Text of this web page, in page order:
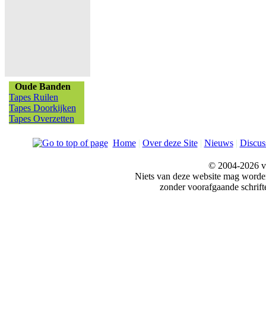
Oude Banden
Tapes Ruilen
Tapes Doorkijken
Tapes Overzetten
Home| Over deze Site| Nieuws|
© 2004-2026
Niets van deze website mag
zonder voorafgaande